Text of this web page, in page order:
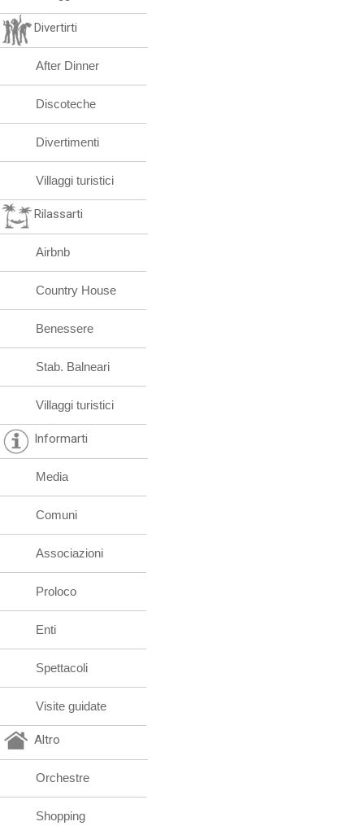
Divertirti
After Dinner
Discoteche
Divertimenti
Villaggi turistici
Rilassarti
Airbnb
Country House
Benessere
Stab. Balneari
Villaggi turistici
Informarti
Media
Comuni
Associazioni
Proloco
Enti
Spettacoli
Visite guidate
Altro
Orchestre
Shopping